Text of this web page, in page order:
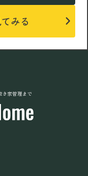
みる
き家管理まで